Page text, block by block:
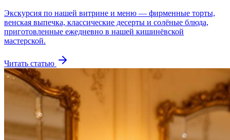
Экскурсия по нашей витрине и меню — фирменные торты,
венская выпечка, классические десерты и солёные блюда,
приготовленные ежедневно в нашей кишинёвской
мастерской.
Читать статью